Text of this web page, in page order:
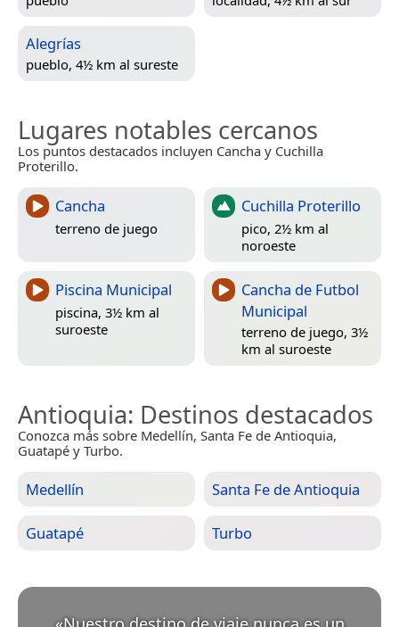
Alegrías
pueblo, 4½ km al sureste
Lugares notables cercanos
Los puntos destacados incluyen Cancha y Cuchilla
Proterillo.
Cancha
terreno de juego
Cuchilla Proterillo
pico, 2½ km al
noroeste
Piscina Municipal
piscina, 3½ km al
suroeste
Cancha de Futbol
Municipal
terreno de juego, 3½
km al suroeste
Antioquia: Destinos destacados
Conozca más sobre Medellín, Santa Fe de Antioquia,
Guatapé y Turbo.
Medellín Santa Fe de Antioquia
Guatapé Turbo